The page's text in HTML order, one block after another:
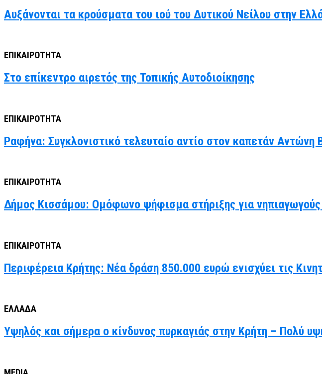
Αυξάνονται τα κρούσματα του ιού του Δυτικού Νείλου στην
ΕΠΙΚΑΙΡΟΤΗΤΑ
Στο επίκεντρο αιρετός της Τοπικής Αυτοδιοίκησης
ΕΠΙΚΑΙΡΟΤΗΤΑ
Ραφήνα: Συγκλονιστικό τελευταίο αντίο στον καπετάν Αντώνη
ΕΠΙΚΑΙΡΟΤΗΤΑ
Δήμος Κισσάμου: Ομόφωνο ψήφισμα στήριξης για
ΕΠΙΚΑΙΡΟΤΗΤΑ
Περιφέρεια Κρήτης: Νέα δράση 850.000 ευρώ ενισχύει τις
ΕΛΛΑΔΑ
Υψηλός και σήμερα ο κίνδυνος πυρκαγιάς στην Κρήτη – Πολύ